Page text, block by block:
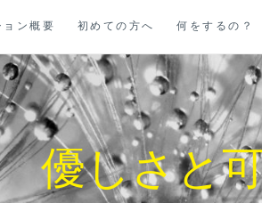
ョン概要 初めての方へ 何をするの？
優しさと